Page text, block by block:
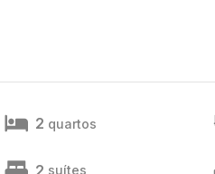
2 quartos
2 suítes